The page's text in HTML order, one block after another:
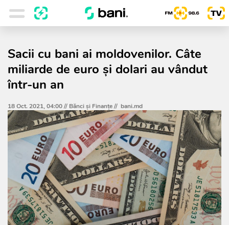
Sacii cu bani ai moldovenilor. Câte
miliarde de euro și dolari au vândut
într-un an
18 Oct. 2021, 04:00 // Bănci şi Finanţe// bani.md